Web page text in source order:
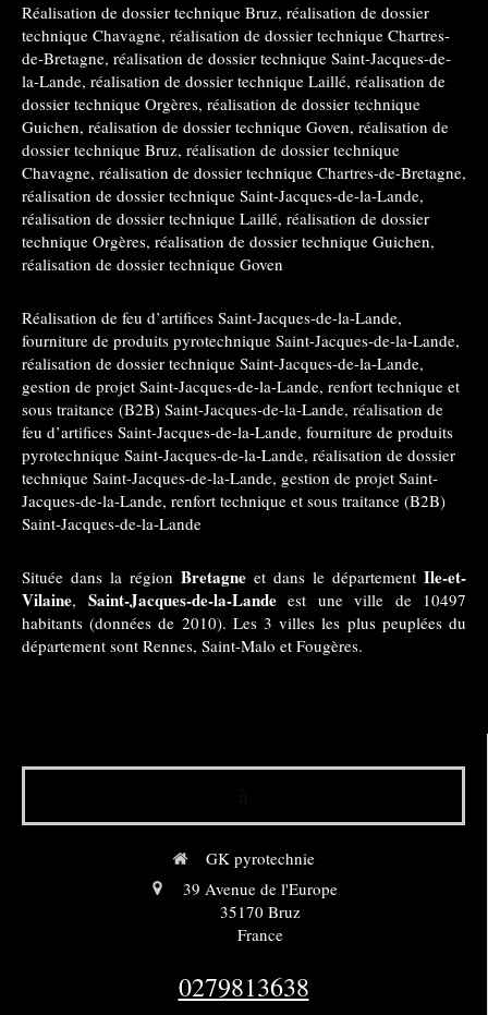
Réalisation de dossier technique Bruz, réalisation de dossier
technique Chavagne, réalisation de dossier technique Chartres-
de-Bretagne, réalisation de dossier technique Saint-Jacques-de-
la-Lande, réalisation de dossier technique Laillé, réalisation de
dossier technique Orgères, réalisation de dossier technique
Guichen, réalisation de dossier technique Goven, réalisation de
dossier technique Bruz, réalisation de dossier technique
Chavagne, réalisation de dossier technique Chartres-de-Bretagne,
réalisation de dossier technique Saint-Jacques-de-la-Lande,
réalisation de dossier technique Laillé, réalisation de dossier
technique Orgères, réalisation de dossier technique Guichen,
réalisation de dossier technique Goven
Réalisation de feu d’artifices Saint-Jacques-de-la-Lande,
fourniture de produits pyrotechnique Saint-Jacques-de-la-Lande,
réalisation de dossier technique Saint-Jacques-de-la-Lande,
gestion de projet Saint-Jacques-de-la-Lande, renfort technique et
sous traitance (B2B) Saint-Jacques-de-la-Lande, réalisation de
feu d’artifices Saint-Jacques-de-la-Lande, fourniture de produits
pyrotechnique Saint-Jacques-de-la-Lande, réalisation de dossier
technique Saint-Jacques-de-la-Lande, gestion de projet Saint-
Jacques-de-la-Lande, renfort technique et sous traitance (B2B)
Saint-Jacques-de-la-Lande
Située dans la région Bretagne et dans le département Ile-et-
Vilaine, Saint-Jacques-de-la-Landeest une ville de 10497
habitants (données de 2010). Les 3 villes les plus peuplées du
département sont Rennes, Saint-Malo et Fougères.
GK pyrotechnie
39 Avenue de l'Europe
35170 Bruz
France
0279813638